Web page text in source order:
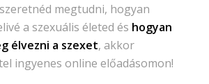
megtudni, hogyan
a szexuális életed és hogyan
élvezni a szexet, akkor
ingyenes online előadásomon!